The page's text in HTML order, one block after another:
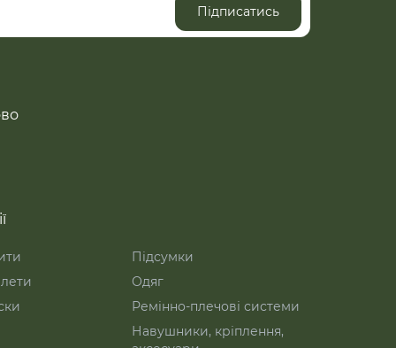
Підписатись
Підсумки
Одяг
Ремінно-плечові системи
Навушники, кріплення,